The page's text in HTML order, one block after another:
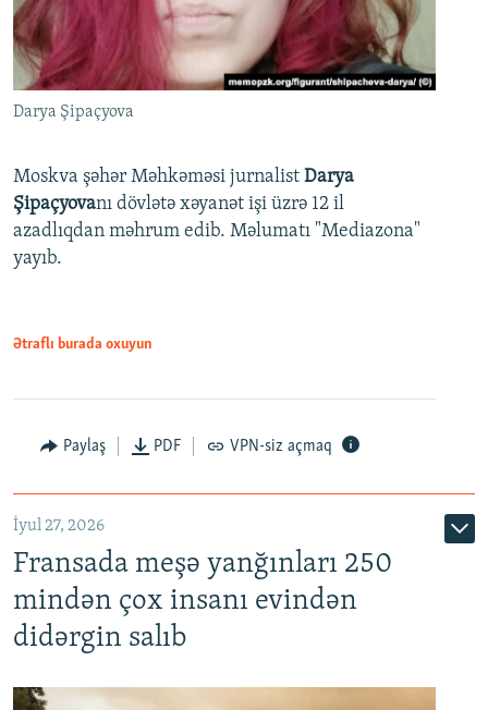
Darya Şipaçyova
Moskva şəhər Məhkəməsi jurnalist Darya
Şipaçyovanı dövlətə xəyanət işi üzrə 12 il
azadlıqdan məhrum edib. Məlumatı "Mediazona"
yayıb.
Ətraflı burada oxuyun
Paylaş PDF VPN-siz açmaq
İyul 27, 2026
Fransada meşə yanğınları 250
mindən çox insanı evindən
didərgin salıb